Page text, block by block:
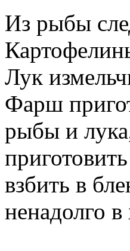
Из рыбы
Лук
Фарш
рыбы и
взбить в
ненадолго